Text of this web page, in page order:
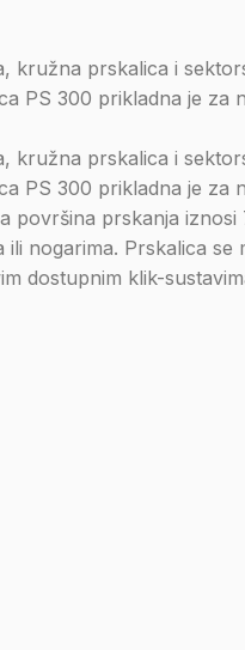
kružna prskalica i
PS 300 prikladna je za
kružna prskalica i
PS 300 prikladna je za
površina prskanja
ili nogarima. Prskalica
dostupnim klik-